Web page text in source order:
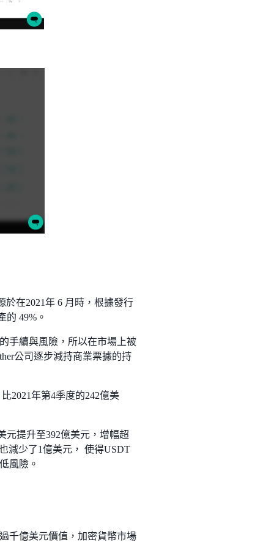
在2021年 6 月時，根據發行
的 49%。
手續與風險，所以在市場上被
公司逐步減持商業票據的持
2021年第4季度的242億美
元提升至392億美元，增幅超
減少了1億美元， 使得USDT
風險。
千億美元價值，加密貨幣市場